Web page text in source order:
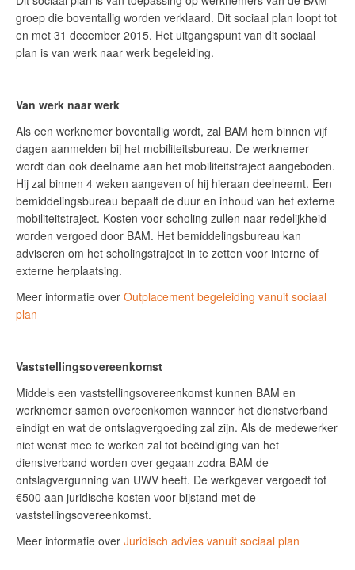
groep die boventallig worden verklaard. Dit sociaal plan loopt tot
en met 31 december 2015. Het uitgangspunt van dit sociaal
plan is van werk naar werk begeleiding.
Van werk naar werk
Als een werknemer boventallig wordt, zal BAM hem binnen vijf
dagen aanmelden bij het mobiliteitsbureau. De werknemer
wordt dan ook deelname aan het mobiliteitstraject aangeboden.
Hij zal binnen 4 weken aangeven of hij hieraan deelneemt. Een
bemiddelingsbureau bepaalt de duur en inhoud van het externe
mobiliteitstraject. Kosten voor scholing zullen naar redelijkheid
worden vergoed door BAM. Het bemiddelingsbureau kan
adviseren om het scholingstraject in te zetten voor interne of
externe herplaatsing.
Meer informatie over Outplacement begeleiding vanuit sociaal
plan
Vaststellingsovereenkomst
Middels een vaststellingsovereenkomst kunnen BAM en
werknemer samen overeenkomen wanneer het dienstverband
eindigt en wat de ontslagvergoeding zal zijn. Als de medewerker
niet wenst mee te werken zal tot beëindiging van het
dienstverband worden over gegaan zodra BAM de
ontslagvergunning van UWV heeft. De werkgever vergoedt tot
€500 aan juridische kosten voor bijstand met de
vaststellingsovereenkomst.
Meer informatie over Juridisch advies vanuit sociaal plan